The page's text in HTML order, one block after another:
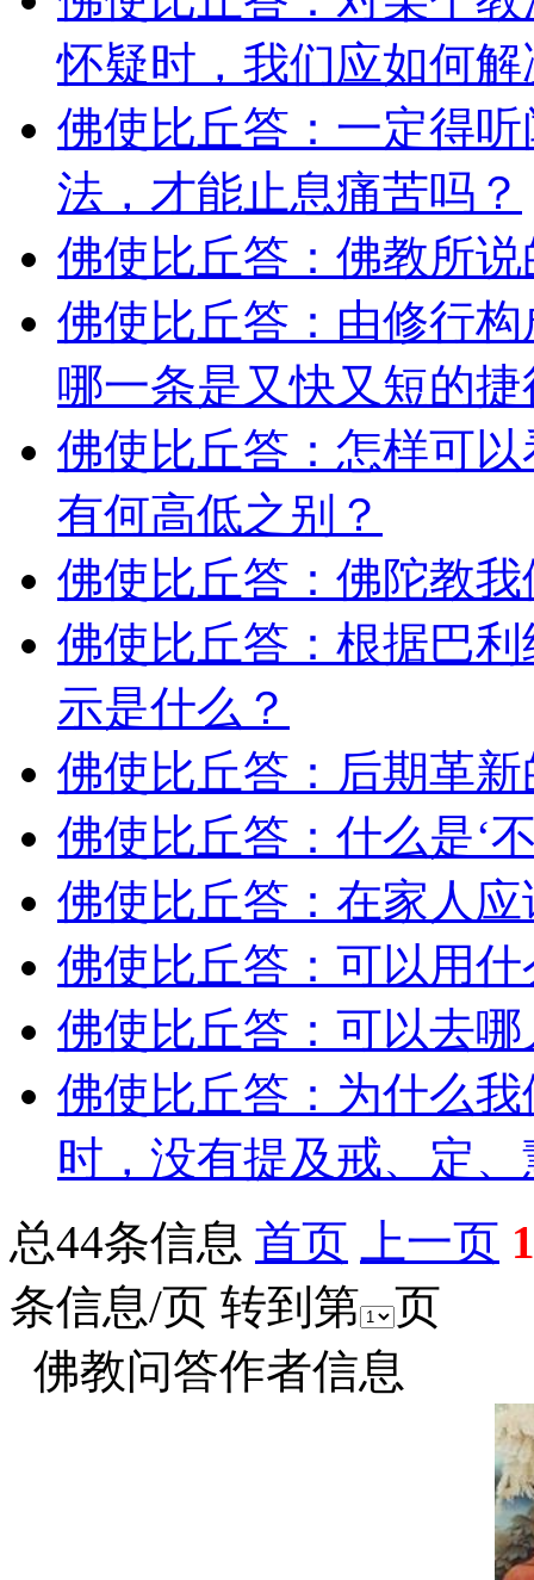
怀疑时，我们应如何
佛使比丘答：一定得
法，才能止息痛苦吗？
佛使比丘答：佛教所说
佛使比丘答：由修行构
哪一条是又快又短的捷
佛使比丘答：怎样可
有何高低之别？
佛使比丘答：佛陀教
佛使比丘答：根据巴
示是什么？
佛使比丘答：后期革
佛使比丘答：什么是‘
佛使比丘答：在家人
佛使比丘答：可以用什
佛使比丘答：可以去
佛使比丘答：为什么
时，没有提及戒、定
总44条信息 首页 上一页 1
条信息/页 转到第
页
佛教问答作者信息